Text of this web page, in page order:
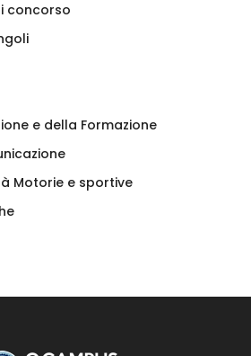
concorso
e della Formazione
Motorie e sportive